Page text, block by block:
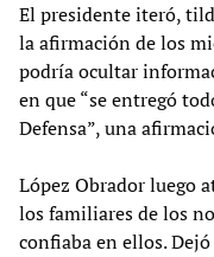
El presidente iteró,
la afirmación de los
podría ocultar
en que “se entregó
Defensa”, una
López Obrador luego
los familiares de los
confiaba en ellos.